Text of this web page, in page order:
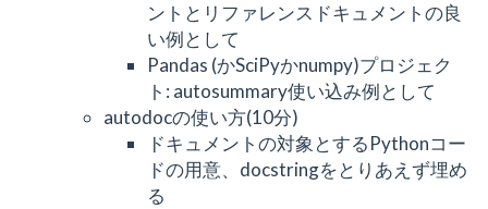
ントとリファレンスドキュメントの良
い例として
Pandas (かSciPyかnumpy)プロジェク
ト: autosummary使い込み例として
autodocの使い方(10分)
ドキュメントの対象とするPythonコー
ドの用意、docstringをとりあえず埋め
る